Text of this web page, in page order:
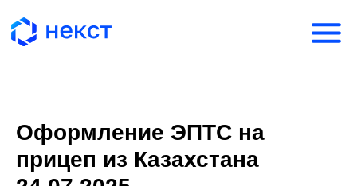
Оформление ЭПТС на
прицеп из Казахстана